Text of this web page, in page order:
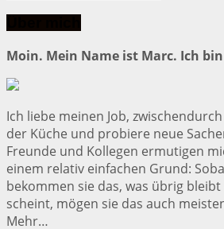
Moin. Mein Name ist Marc. Ich
Ich liebe meinen Job,
der Küche und probiere neue
Freunde und Kollegen ermutigen
einem relativ einfachen Grund:
bekommen sie das, was übrig bleibt
scheint, mögen sie das auch
Mehr…